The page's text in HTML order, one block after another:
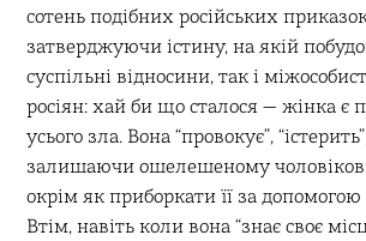
сотень подібних російських
затверджуючи істину, на якій
суспільні відносини, так і
росіян: хай би що сталося — жінка
усього зла. Вона “провокує”,
залишаючи ошелешеному
окрім як приборкати її за
Втім, навіть коли вона “знає своє